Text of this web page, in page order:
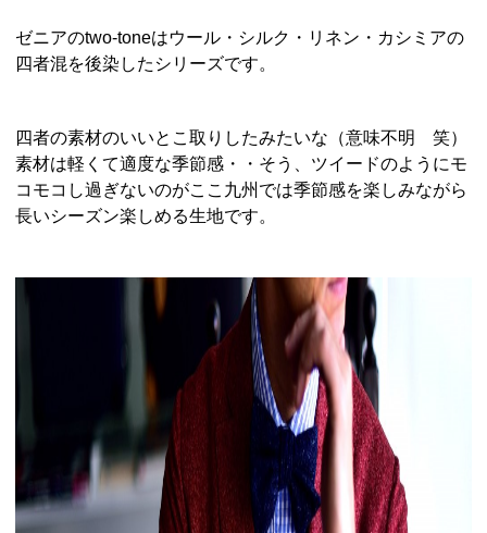
ゼニアのtwo-toneはウール・シルク・リネン・カシミアの
四者混を後染したシリーズです。
四者の素材のいいとこ取りしたみたいな（意味不明 笑）
素材は軽くて適度な季節感・・そう、ツイードのようにモ
コモコし過ぎないのがここ九州では季節感を楽しみながら
長いシーズン楽しめる生地です。